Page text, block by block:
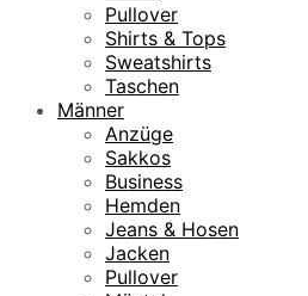
Pullover
Shirts & Tops
Sweatshirts
Taschen
Männer
Anzüge
Sakkos
Business
Hemden
Jeans & Hosen
Jacken
Pullover